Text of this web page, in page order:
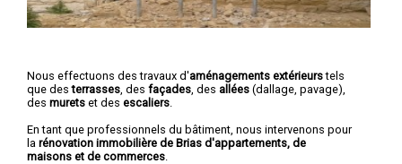
Nous effectuons des travaux d'aménagements extérieurstels
que desterrasses , des façades , des allées (dallage, pavage),
des murets et des escaliers
En tant que professionnels du bâtiment, nous intervenons pour
la rénovation immobilière de Brias d'appartements, de
maisons et de commerces